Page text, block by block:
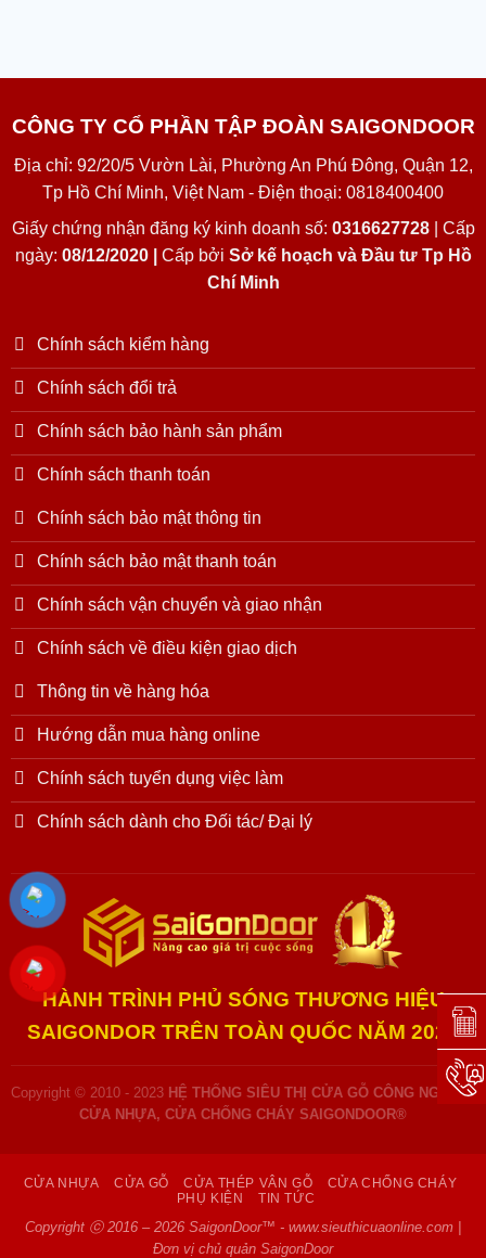
CÔNG TY CỔ PHẦN TẬP ĐOÀN SAIGONDOOR
Địa chỉ: 92/20/5 Vườn Lài, Phường An Phú Đông, Quận 12,
Tp Hồ Chí Minh, Việt Nam - Điện thoại: 0818400400
Giấy chứng nhận đăng ký kinh doanh số: 0316627728| Cấp
ngày: 08/12/2020 | Cấp bởi Sở kế hoạch và Đầu tư Tp Hồ
Chí Minh
Chính sách kiểm hàng
Chính sách đổi trả
Chính sách bảo hành sản phẩm
Chính sách thanh toán
Chính sách bảo mật thông tin
Chính sách bảo mật thanh toán
Chính sách vận chuyển và giao nhận
Chính sách về điều kiện giao dịch
Thông tin về hàng hóa
Hướng dẫn mua hàng online
Chính sách tuyển dụng việc làm
Chính sách dành cho Đối tác/ Đại lý
HÀNH TRÌNH PHỦ SÓNG THƯƠNG HIỆU
SAIGONDOR TRÊN TOÀN QUỐC NĂM 2025
Copyright © 2010 - 2023 HỆ THỐNG SIÊU THỊ CỬA GỖ CÔNG NGHIỆP,
CỬA NHỰA, CỬA CHỐNG CHÁY SAIGONDOOR®
CỬA NHỰA CỬA GỖ CỬA THÉP VÂN GỖ
CỬA CHỐNG CHÁY
PHỤ KIỆN
TIN TỨC
Copyright ⓒ 2016 – 2026 SaigonDoor™ - www.sieuthicuaonline.com |
Đơn vị chủ quản SaigonDoor
Đặt